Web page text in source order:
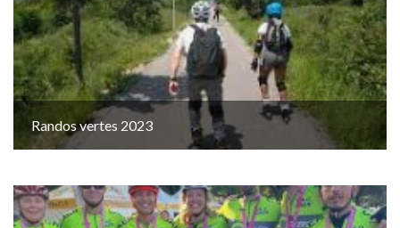
Randos vertes 2023